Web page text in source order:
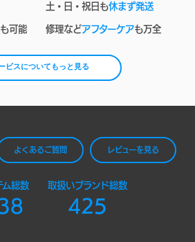
土・日・祝日も休まず発送
可能 修理などアフターケアも万全
ビスについてもっと見る
よくあるご質問 レビューを見る
ム総数 取扱いブランド総数
425